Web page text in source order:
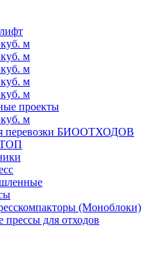
м
м
м
м
м
проекты
м
перевозки БИООТХОДОВ
(Моноблоки)
для отходов